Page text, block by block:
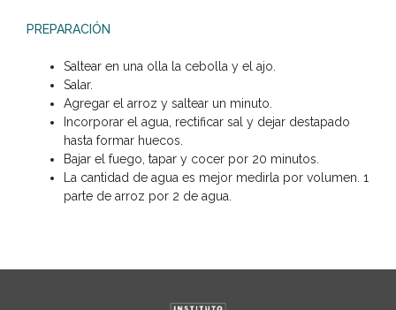
PREPARACIÓN
Saltear en una olla la cebolla y el ajo.
Salar.
Agregar el arroz y saltear un minuto.
Incorporar el agua, rectificar sal y dejar destapado
hasta formar huecos.
Bajar el fuego, tapar y cocer por 20 minutos.
La cantidad de agua es mejor medirla por volumen. 1
parte de arroz por 2 de agua.